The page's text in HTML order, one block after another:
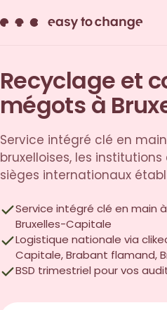
Recyclage et
mégots à
Service intégré clé en main
bruxelloises, les
sièges internationaux
Service intégré clé en main à
Bruxelles-Capitale
Logistique nationale via
Capitale, Brabant flamand,
BSD trimestriel pour vos